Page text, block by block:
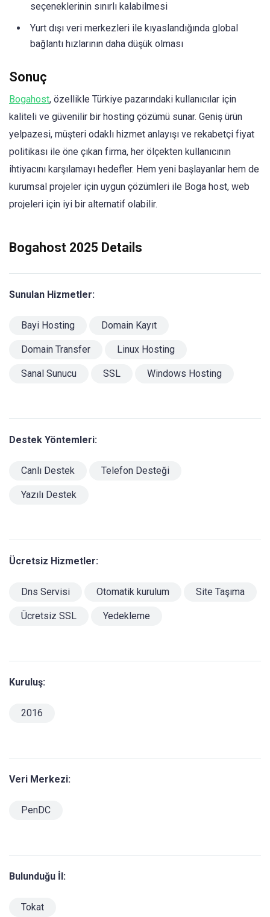
seçeneklerinin sınırlı kalabilmesi
Yurt dışı veri merkezleri ile kıyaslandığında global
bağlantı hızlarının daha düşük olması
Sonuç
Bogahost, özellikle Türkiye pazarındaki kullanıcılar için
kaliteli ve güvenilir bir hosting çözümü sunar. Geniş ürün
yelpazesi, müşteri odaklı hizmet anlayışı ve rekabetçi fiyat
politikası ile öne çıkan firma, her ölçekten kullanıcının
ihtiyacını karşılamayı hedefler. Hem yeni başlayanlar hem de
kurumsal projeler için uygun çözümleri ile Boga host, web
projeleri için iyi bir alternatif olabilir.
Bogahost 2025 Details
Sunulan Hizmetler:
Bayi Hosting Domain Kayıt
Domain Transfer Linux Hosting
Sanal Sunucu SSL Windows Hosting
Destek Yöntemleri:
Canlı Destek Telefon Desteği
Yazılı Destek
Ücretsiz Hizmetler:
Dns Servisi Otomatik kurulum Site Taşıma
Ücretsiz SSL Yedekleme
Kuruluş:
2016
Veri Merkezi:
PenDC
Bulunduğu İl:
Tokat